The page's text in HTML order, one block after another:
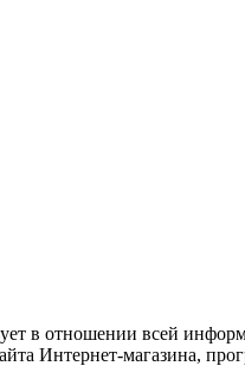
в отношении всей
Интернет-магазина,